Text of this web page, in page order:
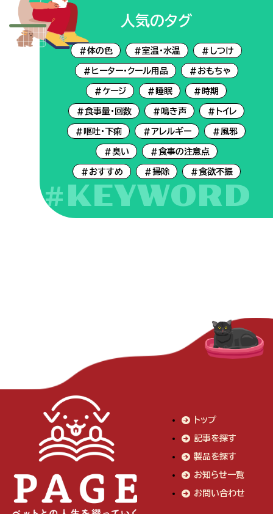
#KEYWORD
人気のタグ
#体の色 #室温・水温 #しつけ
#ヒーター・クール用品 #おもちゃ
#ケージ #睡眠 #時期
#食事量・回数 #鳴き声 #トイレ
#嘔吐・下痢 #アレルギー #風邪
#臭い #食事の注意点
#おすすめ #掃除 #食欲不振
トップ
記事を探す
製品を探す
お知らせ一覧
お問い合わせ